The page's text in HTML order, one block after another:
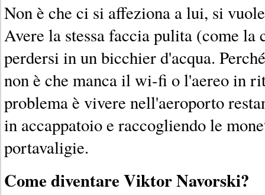
Non è che ci si affeziona a lui, si
Avere la stessa faccia pulita (come la
perdersi in un bicchier d'acqua.
non è che manca il wi-fi o l'aereo in
problema è vivere nell'aeroporto
in accappatoio e raccogliendo le
portavaligie.
Come diventare Viktor Navorski?